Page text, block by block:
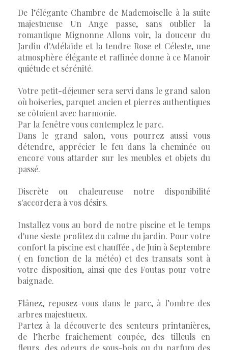
De l’élégante Chambre de Mademoiselle à la suite
majestueuse Un Ange passe, sans oublier la
romantique Mignonne Allons voir, la douceur du
Jardin d'Adélaïde et la tendre Rose et Céleste, une
atmosphère élégante et raffinée donne à ce Manoir
quiétude et sérénité.
Votre petit-déjeuner sera servi dans le grand salon
où boiseries, parquet ancien et pierres authentiques
se côtoient avec harmonie.
Par la fenêtre vous contemplez le parc.
Dans le grand salon, vous pourrez aussi vous
détendre, apprécier le feu dans la cheminée ou
encore vous attarder sur les meubles et objets du
passé.
Discrète ou chaleureuse notre disponibilité
s'accordera à vos désirs.
Installez vous au bord de notre piscine et le temps
d'une sieste profitez du calme du jardin. Pour votre
confort la piscine est chauffée , de Juin à Septembre
( en fonction de la météo) et des transats sont à
votre disposition, ainsi que des Foutas pour votre
baignade.
Flânez, reposez-vous dans le parc, à l’ombre des
arbres majestueux.
Partez à la découverte des senteurs printanières,
de l’herbe fraîchement coupée, des tilleuls en
fleurs, des odeurs de sous-bois ou du parfum des